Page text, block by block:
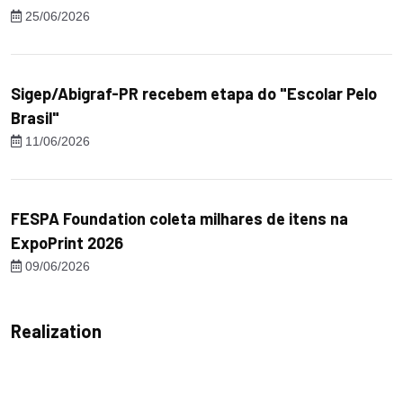
25/06/2026
Sigep/Abigraf-PR recebem etapa do "Escolar Pelo
Brasil"
11/06/2026
FESPA Foundation coleta milhares de itens na
ExpoPrint 2026
09/06/2026
Realization